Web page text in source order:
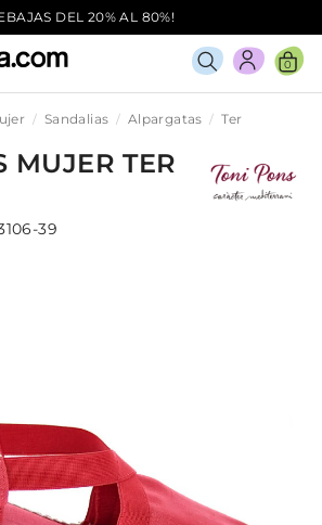
DEL 20% AL 80%!
0
Sandalias Alpargatas Ter
MUJERTER
39